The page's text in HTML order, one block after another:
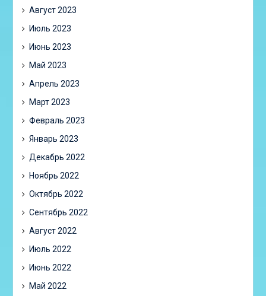
Август 2023
Июль 2023
Июнь 2023
Май 2023
Апрель 2023
Март 2023
Февраль 2023
Январь 2023
Декабрь 2022
Ноябрь 2022
Октябрь 2022
Сентябрь 2022
Август 2022
Июль 2022
Июнь 2022
Май 2022